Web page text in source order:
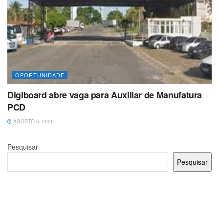
OPORTUNIDADE
Digiboard abre vaga para Auxiliar de Manufatura
PCD
AGOSTO 5, 2026
Pesquisar
Pesquisar